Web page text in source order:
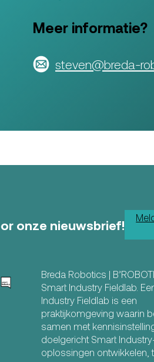
Meer informatie?
steven@breda-
onze nieuwsbrief!
Breda Robotics |
Smart Industry Fieldlab.
Industry Fieldlab is een
praktijkomgeving waarin
samen met
doelgericht Smart
oplossingen ontwikkelen,